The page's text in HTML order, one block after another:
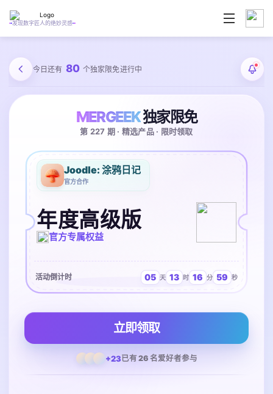
发现数字匠人的绝妙灵感
今日还有 80 个独家限免进行中
MERGEEK独家限免
第 227 期 · 精选产品 · 限时领取
Joodle: 涂鸦日记
官方合作
年度高级版
官方专属权益
活动倒计时 05 天 13 时 16 分 59 秒
立即领取
+23已有 26 名爱好者参与